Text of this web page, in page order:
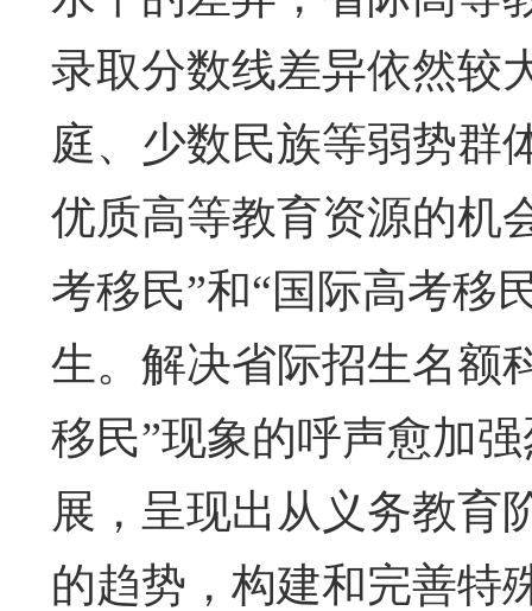
录取分数线差异依然较
庭、少数民族等弱势群
优质高等教育资源的机
考移民”和“国际高考移
生。解决省际招生名额
移民”现象的呼声愈加
展，呈现出从义务教育
的趋势，构建和完善特